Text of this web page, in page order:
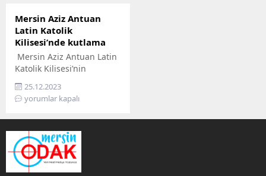
Mersin Aziz Antuan
Latin Katolik
Kilisesi’nde kutlama
Mersin Aziz Antuan Latin
Katolik Kilisesi’nin
Günü’nün 3. yılı dolayısıyla
düzenlenen kutlama
25.12.2023
yorumlar kapalı